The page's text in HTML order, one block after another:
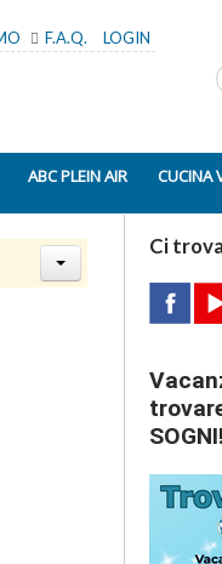
F.A.Q. LOGIN
ABC PLEIN AIR CUCINA
Ci
SOGNI!